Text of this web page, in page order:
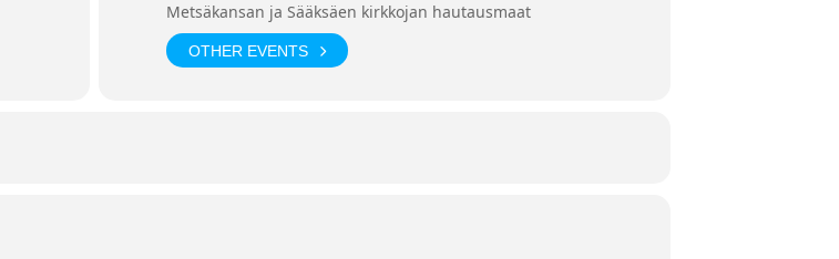
Metsäkansan ja Sääksäen kirkkojan hautausmaat
OTHER EVENTS